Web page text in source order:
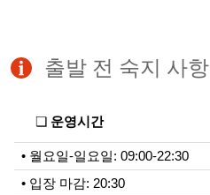
출발 전 숙지 사항
❏ 운영시간
• 월요일-일요일: 09:00-22:30
• 입장 마감: 20:30